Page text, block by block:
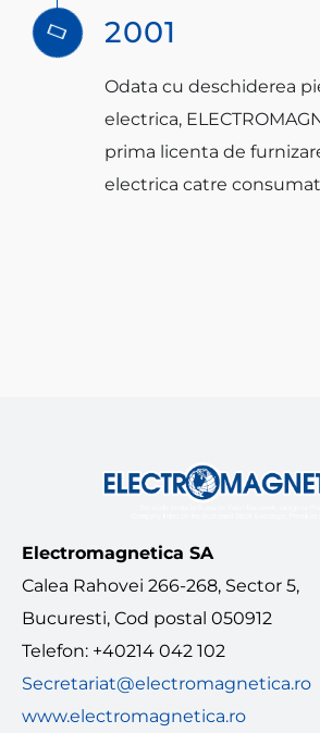
2001
Odata cu deschiderea
electrica,
prima licenta de
electrica catre
Electromagnetica SA
Calea Rahovei 266-268, Sector 5,
Bucuresti, Cod postal 050912
Telefon: +40214 042 102
Secretariat@electromagnetica.ro
www.electromagnetica.ro